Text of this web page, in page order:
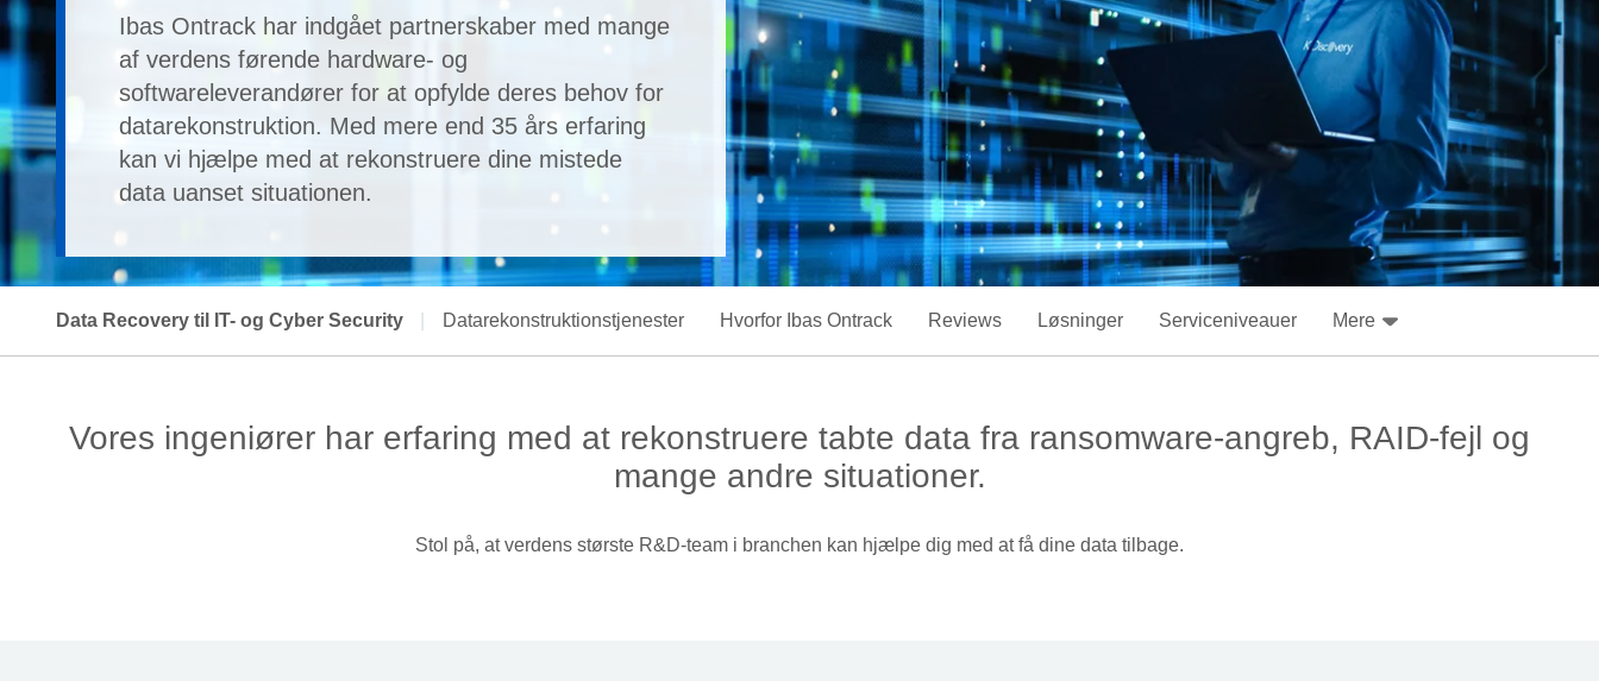
Ibas Ontrack har indgået partnerskaber med mange
af verdens førende hardware- og
softwareleverandører for at opfylde deres behov for
datarekonstruktion. Med mere end 35 års erfaring
kan vi hjælpe med at rekonstruere dine mistede
data uanset situationen.
Data Recovery til IT- og Cyber Security Datarekonstruktionstjenester Hvorfor Ibas Ontrack Reviews Løsninger Serviceniveauer Mere
Vores ingeniører har erfaring med at rekonstruere tabte data fra ransomware-angreb, RAID-fejl og
mange andre situationer.
Stol på, at verdens største R&D-team i branchen kan hjælpe dig med at få dine data tilbage.